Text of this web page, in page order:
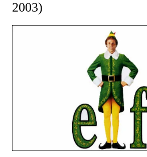
2003)